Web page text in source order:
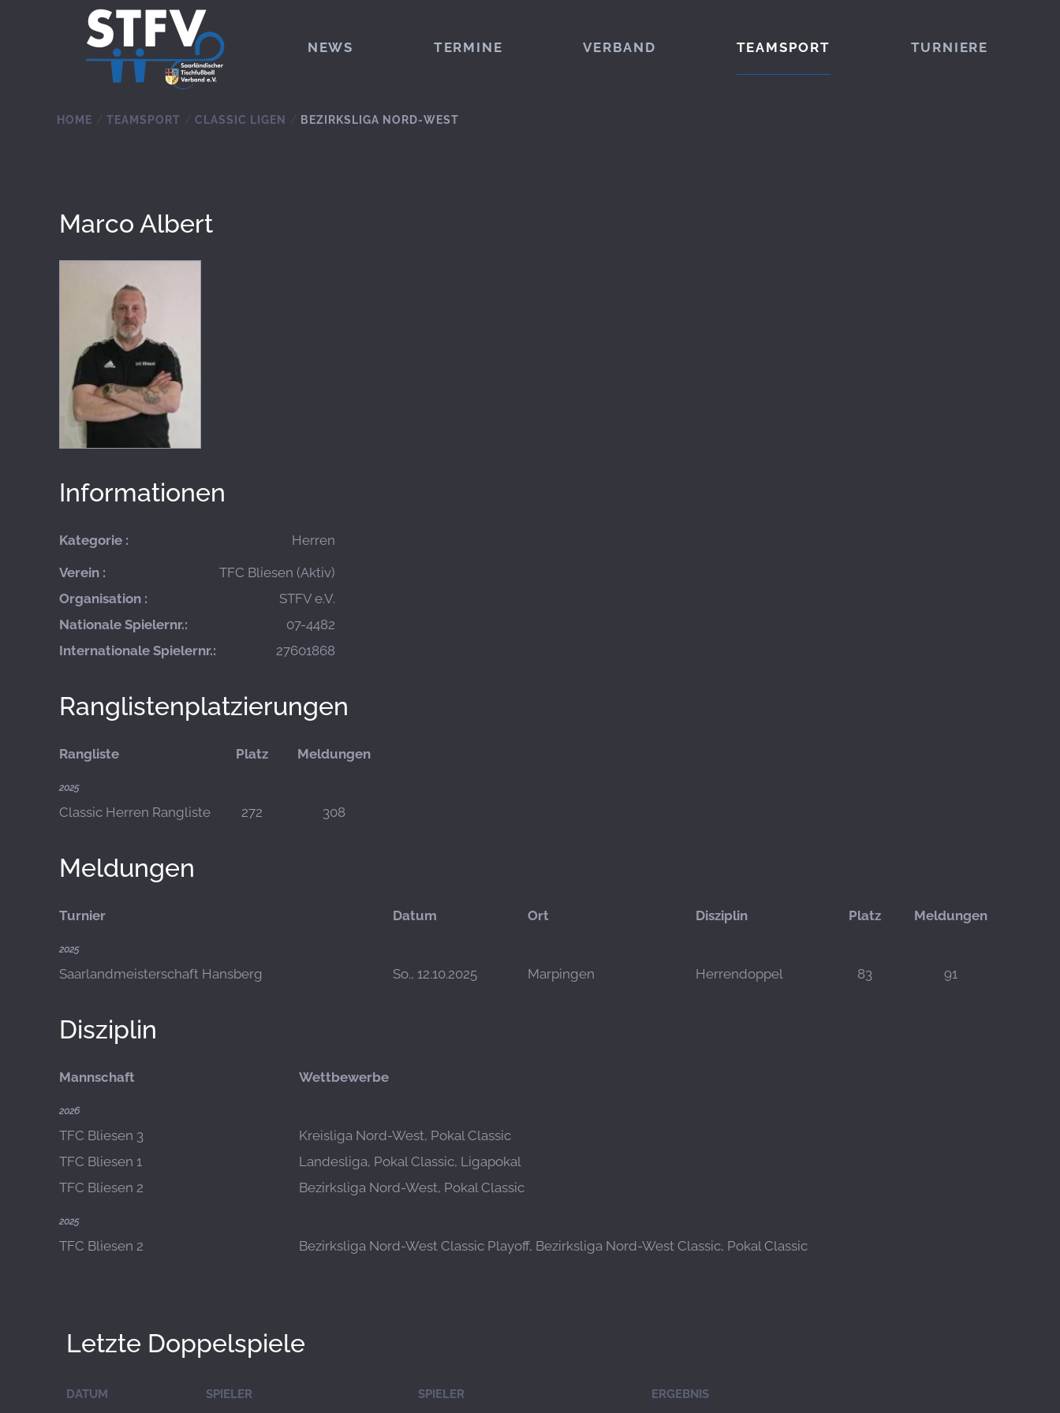
Zum Hauptinhalt springen
NEWS TERMINE VERBAND TEAMSPORT TURNIERE
HOME TEAMSPORT CLASSIC LIGEN BEZIRKSLIGA NORD-WEST
Marco Albert
Informationen
Kategorie : Herren
Verein :
TFC Bliesen (Aktiv)
Organisation :
STFV e.V.
Nationale Spielernr.:
07-4482
Internationale Spielernr.:
27601868
Ranglistenplatzierungen
Rangliste Platz Meldungen
2025
Classic Herren Rangliste 272 308
Meldungen
Turnier Datum Ort Disziplin Platz Meldungen
2025
Saarlandmeisterschaft Hansberg So., 12.10.2025 Marpingen Herrendoppel 83 91
Disziplin
Mannschaft Wettbewerbe
2026
TFC Bliesen 3
Kreisliga Nord-West, Pokal Classic
TFC Bliesen 1
Landesliga, Pokal Classic, Ligapokal
TFC Bliesen 2
Bezirksliga Nord-West, Pokal Classic
2025
TFC Bliesen 2 Bezirksliga Nord-West Classic Playoff, Bezirksliga Nord-West Classic, Pokal Classic
Letzte Doppelspiele
DATUM SPIELER SPIELER ERGEBNIS